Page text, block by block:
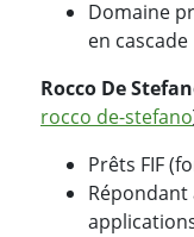
Domaine
en cascade
Rocco De
rocco de-stefano
Prêts FIF
Répondant